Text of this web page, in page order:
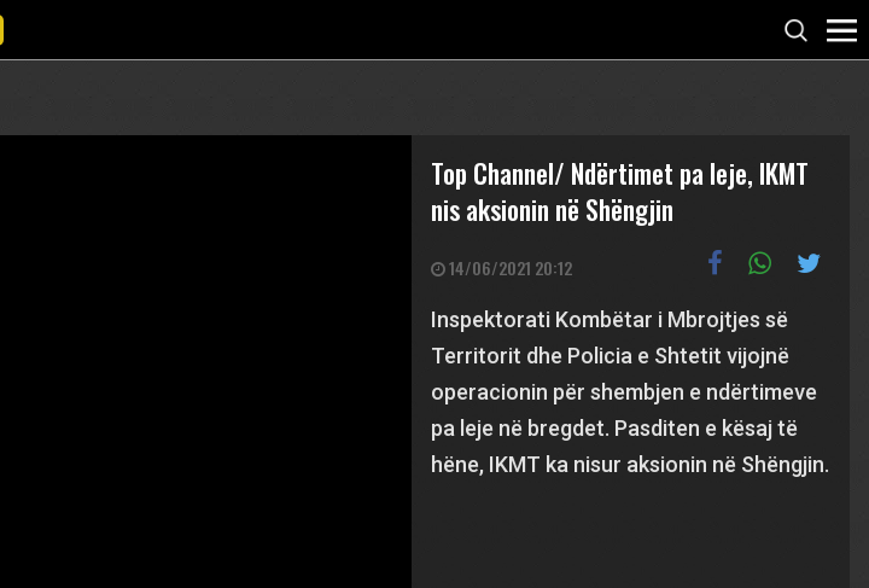
Top Channel/ Ndërtimet pa leje, IKMT
nis aksionin në Shëngjin
14/06/2021 20:12
Inspektorati Kombëtar i Mbrojtjes së
Territorit dhe Policia e Shtetit vijojnë
operacionin për shembjen e ndërtimeve
pa leje në bregdet. Pasditen e kësaj të
hëne, IKMT ka nisur aksionin në Shëngjin.